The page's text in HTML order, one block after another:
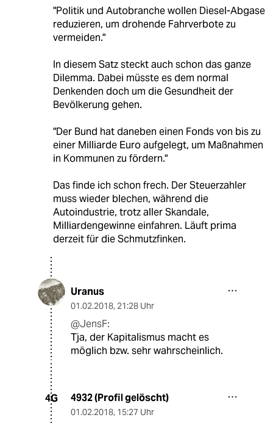
"Politik und Autobranche wollen Diesel-Abgase
reduzieren, um drohende Fahrverbote zu
vermeiden."
In diesem Satz steckt auch schon das ganze
Dilemma. Dabei müsste es dem normal
Denkenden doch um die Gesundheit der
Bevölkerung gehen.
"Der Bund hat daneben einen Fonds von bis zu
einer Milliarde Euro aufgelegt, um Maßnahmen
in Kommunen zu fördern."
Das finde ich schon frech. Der Steuerzahler
muss wieder blechen, während die
Autoindustrie, trotz aller Skandale,
Milliardengewinne einfahren. Läuft prima
derzeit für die Schmutzfinken.
Uranus
01.02.2018, 21:28 Uhr
@JensF:
Tja, der Kapitalismus macht es
möglich bzw. sehr wahrscheinlich.
4G 4932 (Profil gelöscht)
01.02.2018, 15:27 Uhr